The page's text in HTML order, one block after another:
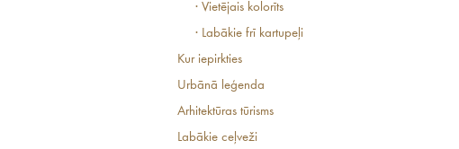
· Vietējais kolorīts
· Labākie frī kartupeļi
Kur iepirkties
Urbānā leģenda
Arhitektūras tūrisms
Labākie ceļveži